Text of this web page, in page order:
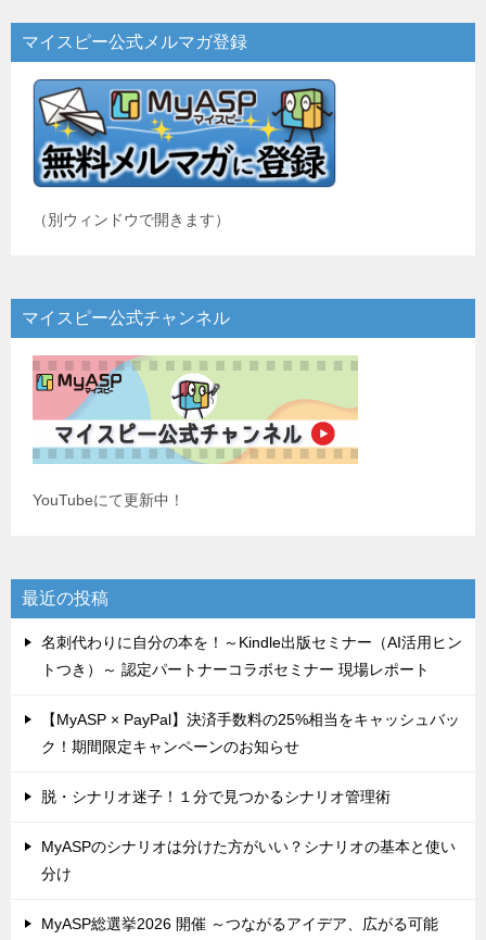
ー
シ
マイスピー公式メルマガ登録
（別ウィンドウで開きます）
マイスピー公式チャンネル
YouTubeにて更新中！
最近の投稿
名刺代わりに自分の本を！～Kindle出版セミナー（AI活用ヒン
トつき）～ 認定パートナーコラボセミナー 現場レポート
【MyASP × PayPal】決済手数料の25%相当をキャッシュバッ
ク！期間限定キャンペーンのお知らせ
脱・シナリオ迷子！１分で見つかるシナリオ管理術
MyASPのシナリオは分けた方がいい？シナリオの基本と使い
分け
MyASP総選挙2026 開催 ～つながるアイデア、広がる可能